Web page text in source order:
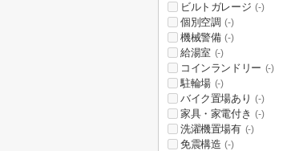
ビルトガレージ (-)
個別空調 (-)
機械警備 (-)
給湯室 (-)
コインランドリー (-)
駐輪場 (-)
バイク置場あり (-)
家具・家電付き (-)
洗濯機置場有 (-)
免震構造 (-)